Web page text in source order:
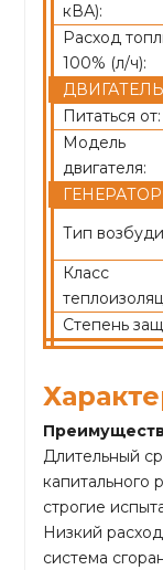
кВА):
Расход
100% (л/ч):
Питаться от:
Модель
двигателя:
ГЕНЕРАТОР:
Тип
Класс
Степень
Длительный
капитального
строгие
Низкий
система